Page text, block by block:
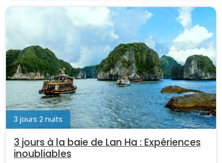
3 jours 2 nuits
3 jours à la baie de Lan Ha : Expériences
inoubliables